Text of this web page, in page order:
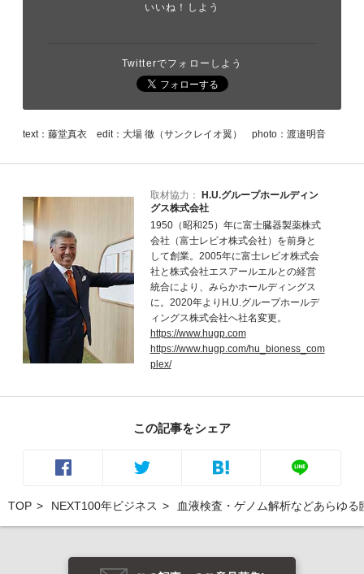
いいね！しよう
Twitterでフォローしよう
text：藤堂真衣 edit：大場 徹（サンクレイオ翼） photo：渡邉明音
取材協力： H.U.グループホールディン
グス株式会社
1950（昭和25）年に富士臓器製薬株式
会社（富士レビオ株式会社）を前身と
して創業。2005年に富士レビオ株式会
社と株式会社エスアールエルとの経営
統合により、みらかホールディングス
に。2020年よりH.U.グループホールデ
ィングス株式会社へ社名変更。
https://www.hugp.com
https://www.hugp.com/hu_bioness_com
plex/
この記事をシェア
TOP NEXT100年ビジネス 血液検査・ゲノム解析などあらゆ